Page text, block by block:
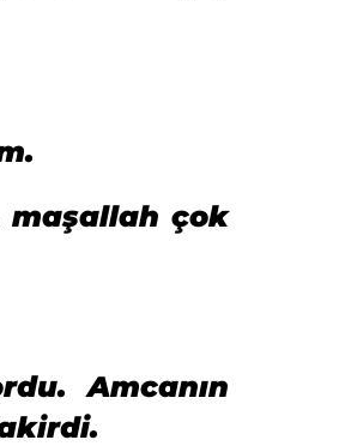
maşallah çok
Amcanın